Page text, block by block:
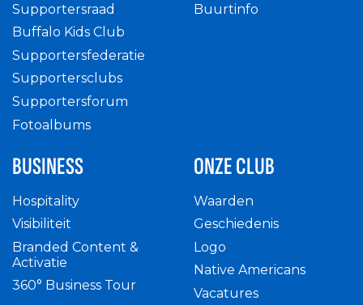
Supportersraad
Buffalo Kids Club
Supportersfederatie
Supportersclubs
Supportersforum
Fotoalbums
Buurtinfo
BUSINESS
Hospitality
Visibiliteit
Branded Content &
Activatie
360° Business Tour
ONZE CLUB
Waarden
Geschiedenis
Logo
Native Americans
Vacatures